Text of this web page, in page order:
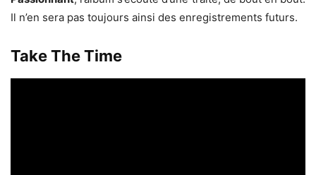
Il n’en sera pas toujours ainsi des enregistrements futurs.
Take The Time